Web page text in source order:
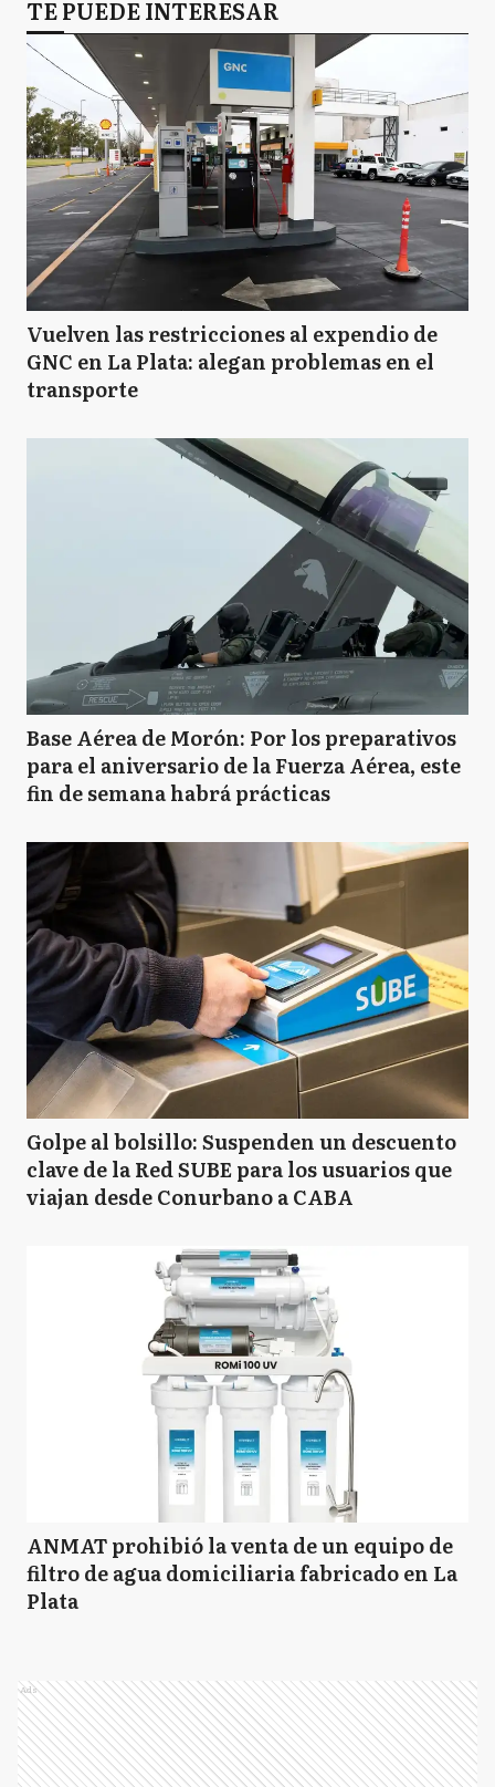
TE PUEDE INTERESAR
Vuelven las restricciones al expendio de
GNC en La Plata: alegan problemas en el
transporte
Base Aérea de Morón: Por los preparativos
para el aniversario de la Fuerza Aérea, este
fin de semana habrá prácticas
Golpe al bolsillo: Suspenden un descuento
clave de la Red SUBE para los usuarios que
viajan desde Conurbano a CABA
ANMAT prohibió la venta de un equipo de
filtro de agua domiciliaria fabricado en La
Plata
Ads